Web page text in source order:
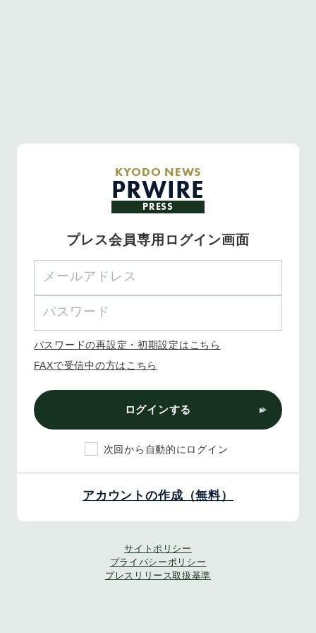
KYODO NEWS
PRWIRE
PRESS
プレス会員専用ログイン画面
パスワードの再設定・初期設定はこちら
FAXで受信中の方はこちら
ログインする
次回から自動的にログイン
アカウントの作成（無料）
サイトポリシー
プライバシーポリシー
プレスリリース取扱基準